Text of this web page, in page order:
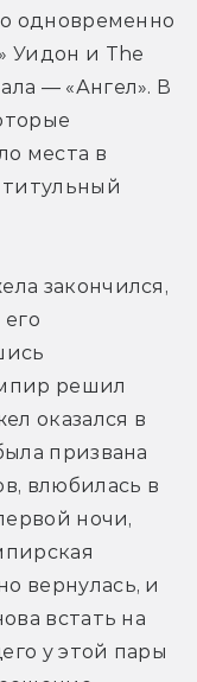
одновременно
Уидон и The
— «Ангел». В
места в
закончился,
решил
оказался в
призвана
влюбилась в
ночи,
вернулась, и
встать на
у этой пары